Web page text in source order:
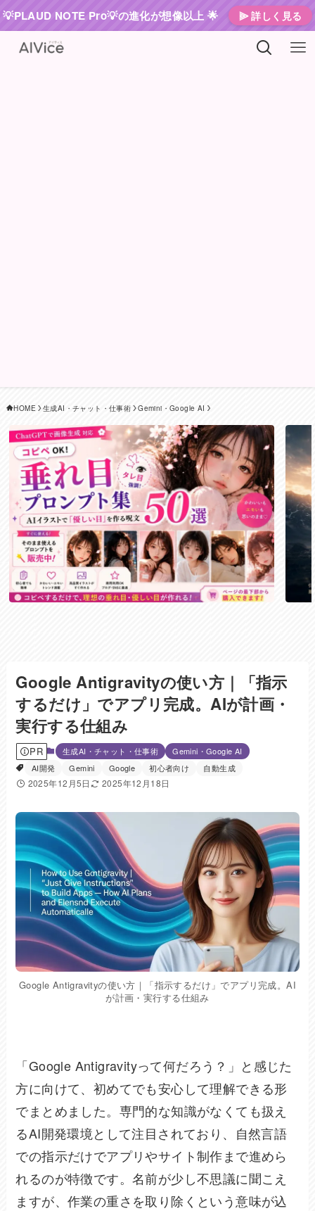
💡PLAUD NOTE Pro💡の進化が想像以上 🌟 ⫸ 詳しく見る
HOME 生成AI・チャット・仕事術 Gemini・Google AI
Google Antigravityの使い方｜「指示
するだけ」でアプリ完成。AIが計画・
実行する仕組み
PR 生成AI・チャット・仕事術
Gemini・Google AI
AI開発
Gemini Google 初心者向け 自動生成
2025年12月5日 2025年12月18日
Google Antigravityの使い方｜「指示するだけ」でアプリ完成。AI
が計画・実行する仕組み
「Google Antigravityって何だろう？」と感じた
方に向けて、初めてでも安心して理解できる形
でまとめました。専門的な知識がなくても扱え
るAI開発環境として注目されており、自然言語
での指示だけでアプリやサイト制作まで進めら
れるのが特徴です。名前が少し不思議に聞こえ
ますが、作業の重さを取り除くという意味が込